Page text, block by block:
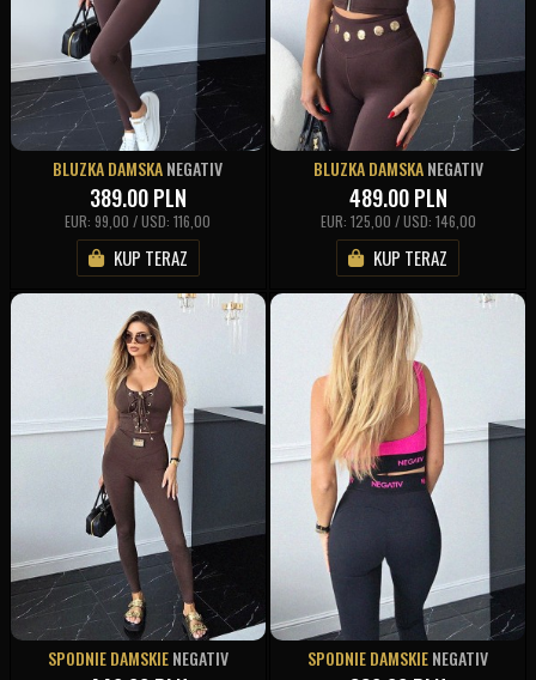
BLUZKA DAMSKANEGATIV
389.00PLN
EUR: 99,00 / USD: 116,00
KUP TERAZ
BLUZKA DAMSKANEGATIV
489.00PLN
EUR: 125,00 / USD: 146,00
KUP TERAZ
SPODNIE DAMSKIENEGATIV SPODNIE DAMSKIENEGATIV